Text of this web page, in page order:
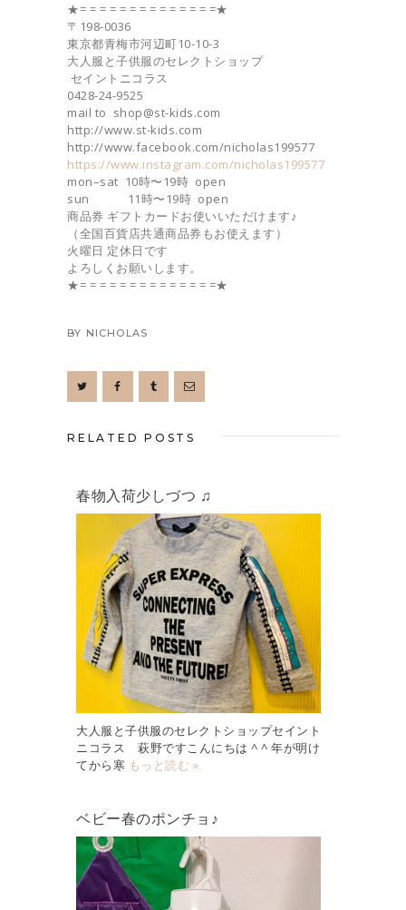
★= = = = = = = = = = = = = =★
〒198-0036
東京都青梅市河辺町10-10-3
大人服と子供服のセレクトショップ
セイントニコラス
0428-24-9525
mail to shop@st-kids.com
http://www.st-kids.com
http://www.facebook.com/nicholas199577
https://www.instagram.com/nicholas199577
mon–sat 10時〜19時 open
sun 11時〜19時 open
商品券 ギフトカードお使いいただけます♪
（全国百貨店共通商品券もお使えます）
火曜日 定休日です
よろしくお願いします。
★= = = = = = = = = = = = = =★
BY NICHOLAS
RELATED POSTS
春物入荷少しづつ ♫
大人服と子供服のセレクトショップセイント
ニコラス 萩野ですこんにちは ^ ^ 年が明け
てから寒 もっと読む »
ベビー春のポンチョ♪